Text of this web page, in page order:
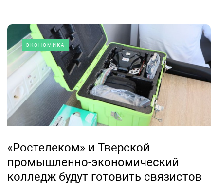
ЭКОНОМИКА
«Ростелеком» и Тверской
промышленно-экономический
колледж будут готовить связистов